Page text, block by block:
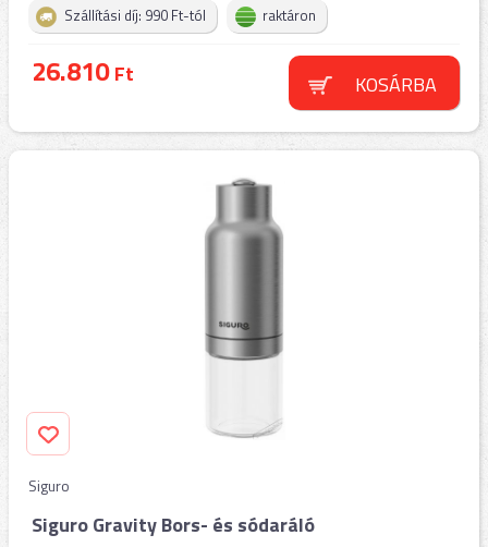
Szállítási díj: 990 Ft-tól raktáron
26.810Ft KOSÁRBA
Siguro
Siguro Gravity Bors- és sódaráló